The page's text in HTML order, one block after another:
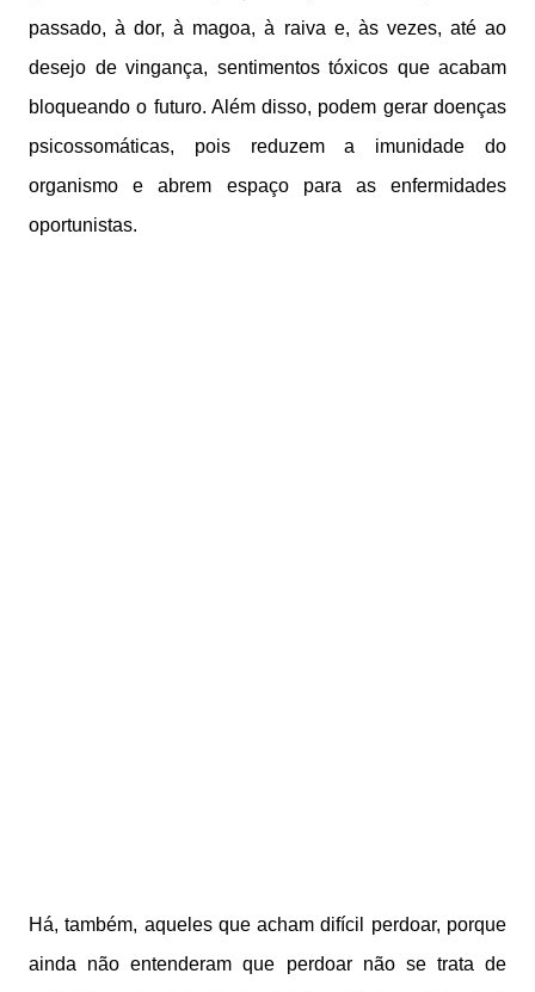
passado, à dor, à magoa, à raiva e, às vezes, até ao
desejo de vingança, sentimentos tóxicos que acabam
bloqueando o futuro. Além disso, podem gerar doenças
psicossomáticas, pois reduzem a imunidade do
organismo e abrem espaço para as enfermidades
oportunistas.
Há, também, aqueles que acham difícil perdoar, porque
ainda não entenderam que perdoar não se trata de